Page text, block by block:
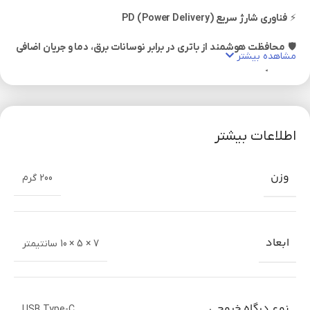
⚡ فناوری شارژ سریع PD (Power Delivery)
🛡️ محافظت هوشمند از باتری در برابر نوسانات برق، دما و جریان اضافی
🔄
سازگار با کابل‌های USB‑C به Lightning و کابل‌های تایپ سی
🏆کیفیت ساخت بالا و طول عمر طولانی
📋مشخصات فنی آداپتور اورجینال اپل 20W
مشخصات
مشاهده بیشتر
اطلاعات بیشتر
وزن 200 گرم
ابعاد 7 × 5 × 10 سانتیمتر